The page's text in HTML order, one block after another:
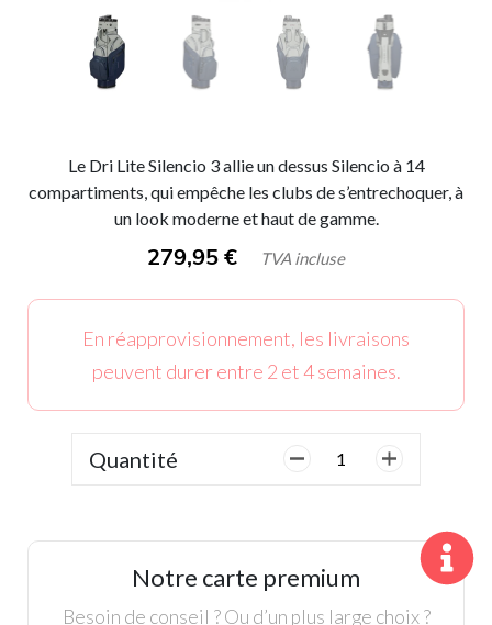
Le Dri Lite Silencio 3 allie un dessus Silencio à 14
compartiments, qui empêche les clubs de s’entrechoquer, à
un look moderne et haut de gamme.
279,95 € TVA incluse
En réapprovisionnement, les livraisons
peuvent durer entre 2 et 4 semaines.
Quantité
quantité
DriLite
Silencio
Notre carte premium
Besoin de conseil ? Ou d’un plus large choix ?